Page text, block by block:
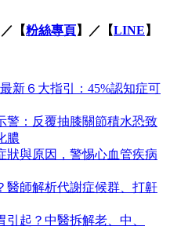
【粉絲專頁】／【LINE 】
新６大指引：45%認知症可
警：反覆抽膝關節積水恐致
膿
狀與原因，警惕心血管疾病
醫師解析代謝症候群、打鼾
起？中醫拆解老、中、